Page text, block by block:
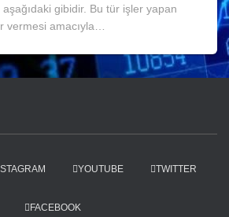
gibidir. Bu tür işler yapan
vermesi amacıyla…
YOUTUBE TWITTER
FACEBOOK